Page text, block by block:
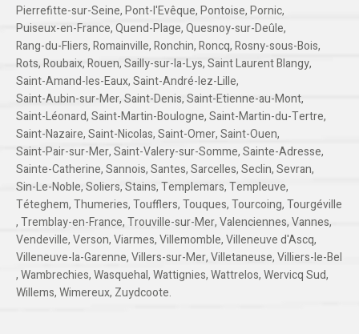
Pierrefitte-sur-Seine,Pont-l'Evêque,Pontoise,Pornic,
Puiseux-en-France,Quend-Plage,Quesnoy-sur-Deûle,
Rang-du-Fliers,Romainville,Ronchin,Roncq,Rosny-sous-Bois,
Rots,Roubaix,Rouen,Sailly-sur-la-Lys,Saint Laurent Blangy,
Saint-Amand-les-Eaux,Saint-André-lez-Lille,
Saint-Aubin-sur-Mer,Saint-Denis,Saint-Etienne-au-Mont,
Saint-Léonard,Saint-Martin-Boulogne,Saint-Martin-du-Tertre,
Saint-Nazaire,Saint-Nicolas,Saint-Omer,Saint-Ouen,
Saint-Pair-sur-Mer,Saint-Valery-sur-Somme,Sainte-Adresse,
Sainte-Catherine,Sannois,Santes,Sarcelles,Seclin,Sevran,
Sin-Le-Noble,Soliers,Stains,Templemars,Templeuve,
Téteghem,Thumeries,Toufflers,Touques,Tourcoing,Tourgéville
,Tremblay-en-France,Trouville-sur-Mer,Valenciennes,Vannes,
Vendeville,Verson,Viarmes,Villemomble,Villeneuve d'Ascq,
Villeneuve-la-Garenne,Villers-sur-Mer,Villetaneuse,Villiers-le-Bel
,Wambrechies,Wasquehal,Wattignies,Wattrelos,Wervicq Sud,
Willems,Wimereux, Zuydcoote.